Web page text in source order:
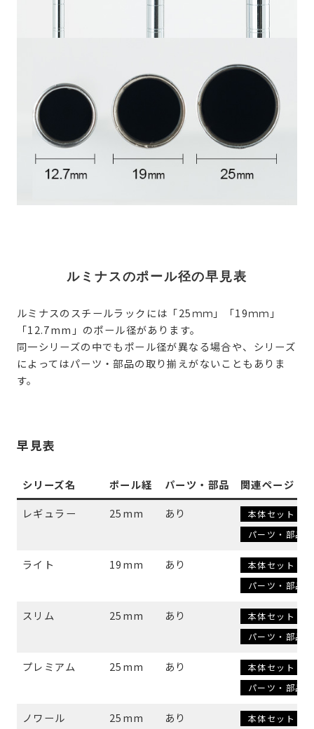
ルミナスのポール径の早見表
ルミナスのスチールラックには「25ｍｍ」「19ｍｍ」
「12.7mm」のポール径があります。
同一シリーズの中でもポール径が異なる場合や、シリーズ
によってはパーツ・部品の取り揃えがないこともありま
す。
早見表
シリーズ名 ポール経 パーツ・部品
関連ページ
レギュラー
25mm あり
本体セット
パーツ・部品
ライト 19mm あり
本体セット
パーツ・部品
スリム 25mm あり
本体セット
パーツ・部品
プレミアム 25mm あり
本体セット
パーツ・部品
ノワール
25mm あり 本体セット